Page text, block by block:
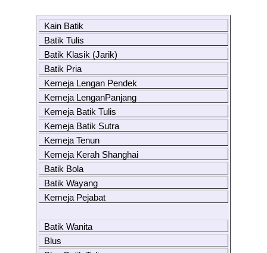
Kain Batik
Batik Tulis
Batik Klasik (Jarik)
Batik Pria
Kemeja Lengan Pendek
Kemeja LenganPanjang
Kemeja Batik Tulis
Kemeja Batik Sutra
Kemeja Tenun
Kemeja Kerah Shanghai
Batik Bola
Batik Wayang
Kemeja Pejabat
Batik Wanita
Blus